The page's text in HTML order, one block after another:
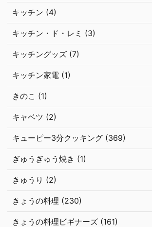
キッチン (4)
キッチン・ド・レミ (3)
キッチングッズ (7)
キッチン家電 (1)
きのこ (1)
キャベツ (2)
キューピー3分クッキング (369)
ぎゅうぎゅう焼き (1)
きゅうり (2)
きょうの料理 (230)
きょうの料理ビギナーズ (161)